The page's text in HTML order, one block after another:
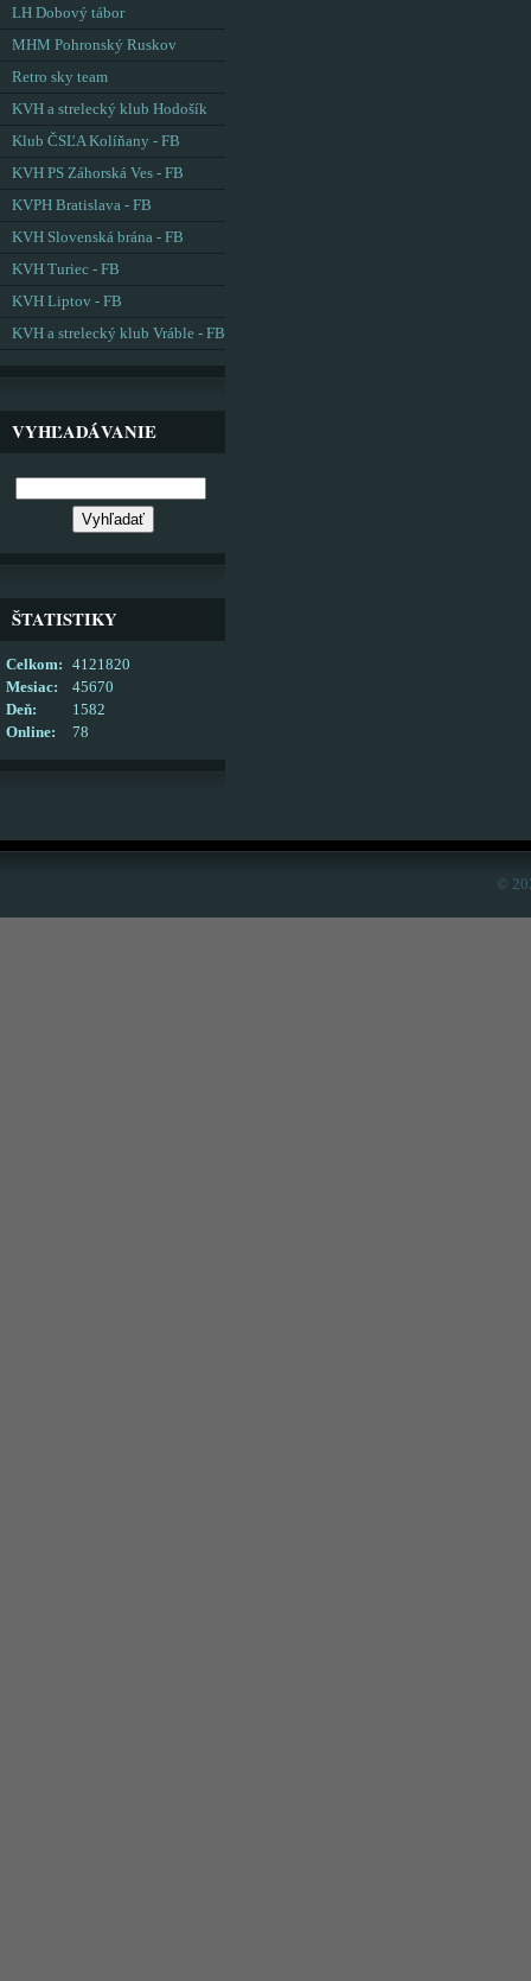
LH Dobový tábor
MHM Pohronský Ruskov
Retro sky team
KVH a strelecký klub Hodošík
Klub ČSĽA Kolíňany - FB
KVH PS Záhorská Ves - FB
KVPH Bratislava - FB
KVH Slovenská brána - FB
KVH Turiec - FB
KVH Liptov - FB
KVH a strelecký klub Vráble - FB
VYHĽADÁVANIE
ŠTATISTIKY
Online: 78
Celkom:
4121820
Mesiac:
45670
Deň:
1582
©